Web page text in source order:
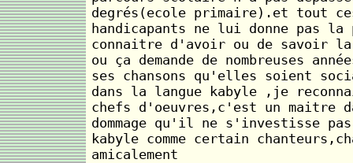
degrés(ecole primaire).et tout ces
handicapants ne lui donne pas
connaitre d'avoir ou de savoir la
ou ça demande de nombreuses
ses chansons qu'elles soient
dans la langue kabyle ,je
chefs d'oeuvres,c'est un maitre
dommage qu'il ne s'investisse
kabyle comme certain
amicalement